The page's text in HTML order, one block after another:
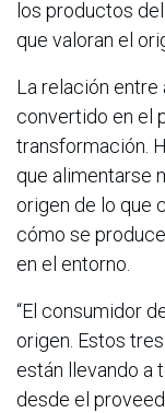
los productos
que valoran el
La relación
convertido en el
transformación.
que alimentarse
origen de lo que
cómo se
en el entorno.
“El consumidor
origen. Estos
están llevando a
desde el